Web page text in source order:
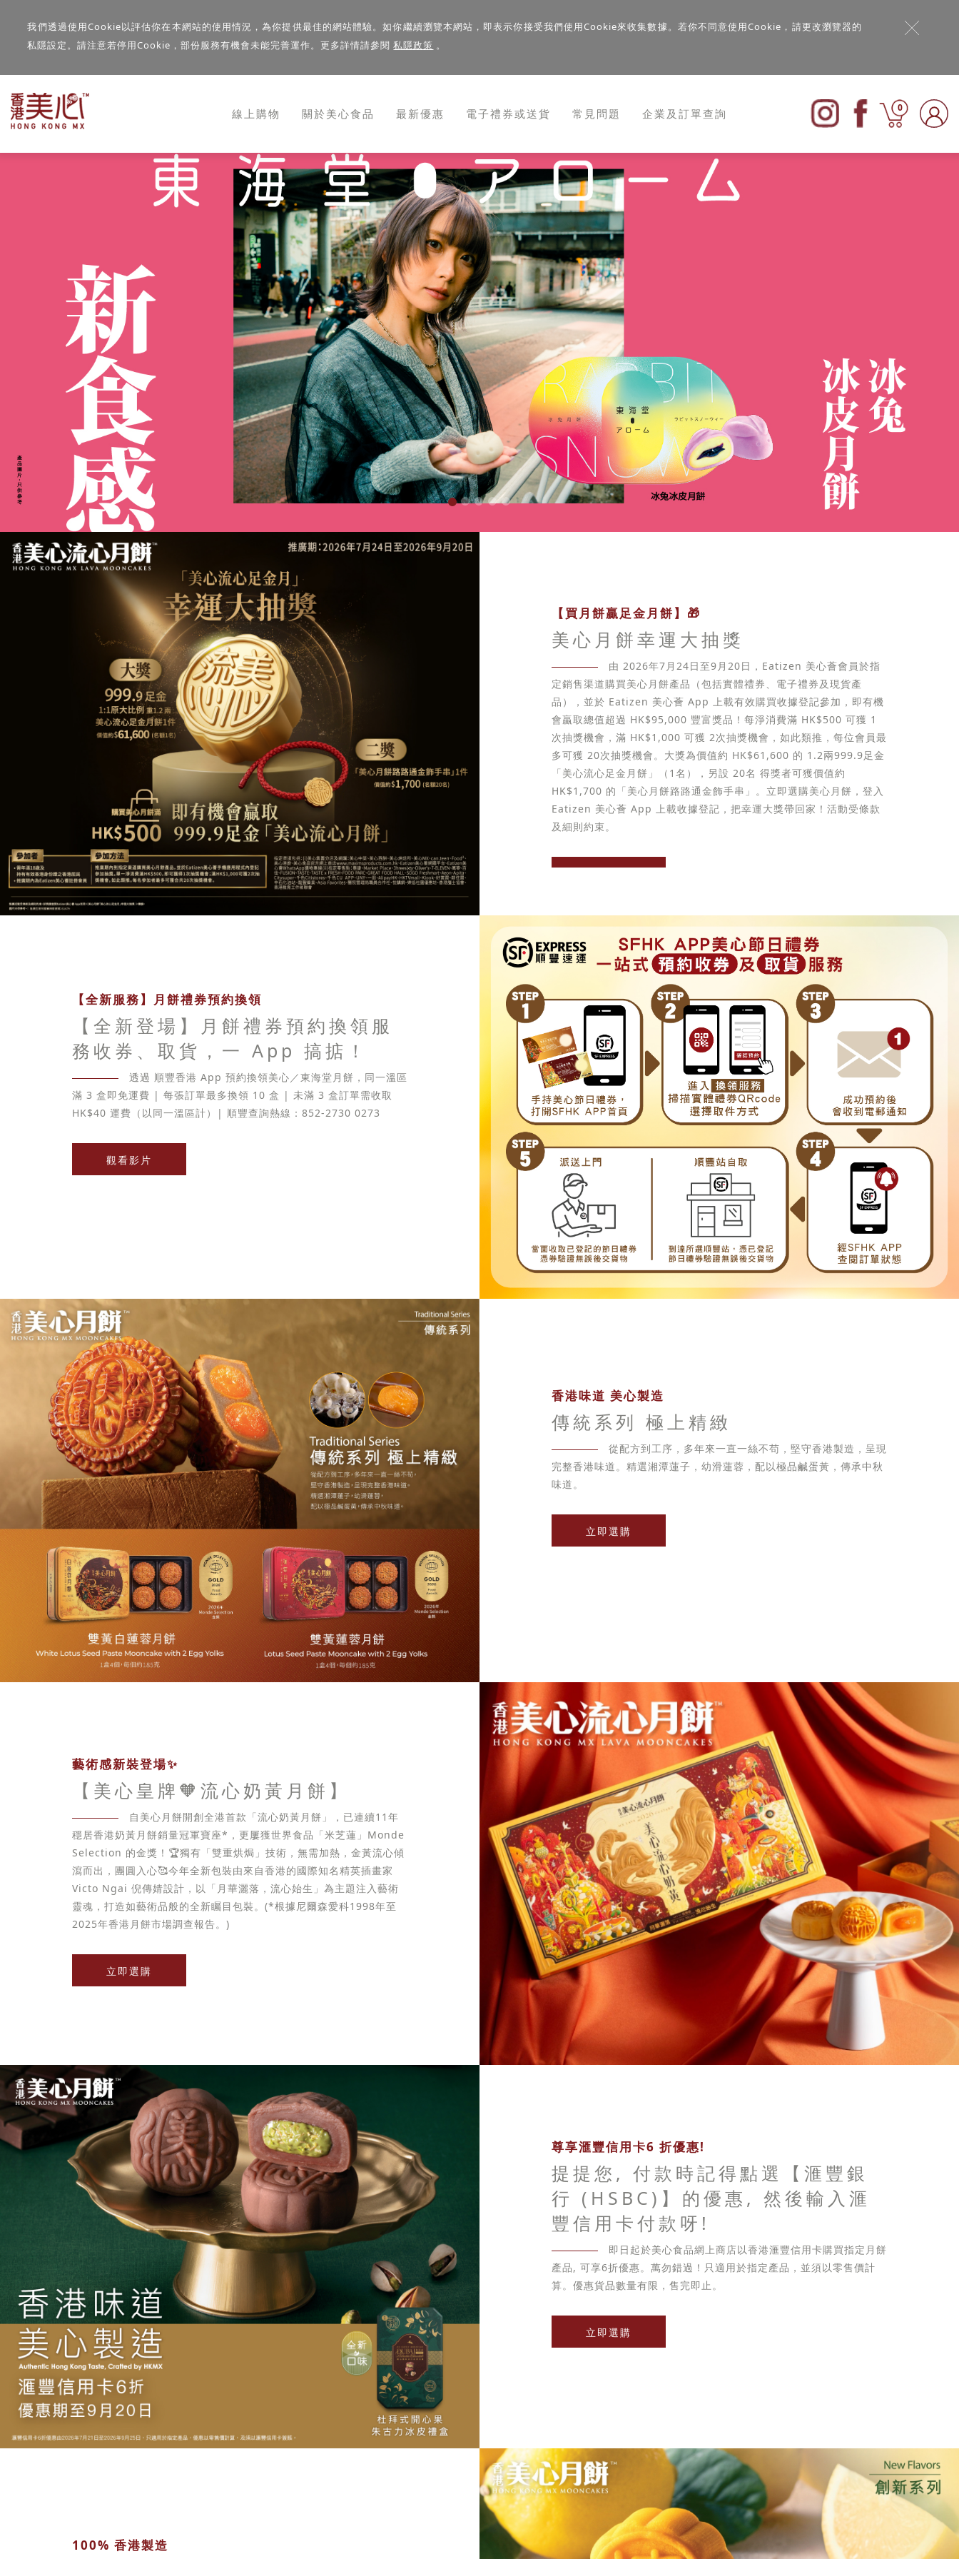
我們透過使用Cookie以評估你在本網站的使用情況，為你提供最佳的網站體驗。如你繼續瀏覽本網站，即表示你接受我們使用Cookie來收集數據。若你不同意使用Cookie，請更改瀏覽器的
私隱設定。請注意若停用Cookie，部份服務有機會未能完善運作。更多詳情請參閱私隱政策 。
線上購物 關於美心食品 最新優惠 電子禮券或送貨 常見問題 企業及訂單查詢 0
【買月餅贏足金月餅】🎁
美心月餅幸運大抽獎
由 2026年7月24日至9月20日，Eatizen 美心薈會員於指
定銷售渠道購買美心月餅產品（包括實體禮券、電子禮券及現貨產
品），並於 Eatizen 美心薈 App 上載有效購買收據登記參加，即有機
會贏取總值超過 HK$95,000 豐富獎品！每淨消費滿 HK$500 可獲 1
次抽獎機會，滿 HK$1,000 可獲 2次抽獎機會，如此類推，每位會員最
多可獲 20次抽獎機會。大獎為價值約 HK$61,600 的 1.2兩999.9足金
「美心流心足金月餅」（1名），另設 20名 得獎者可獲價值約
HK$1,700 的「美心月餅路路通金飾手串」。立即選購美心月餅，登入
Eatizen 美心薈 App 上載收據登記，把幸運大獎帶回家！活動受條款
及細則約束。
【全新服務】月餅禮券預約換領
【全新登場】月餅禮券預約換領服
務收券、取貨，一 App 搞掂！
透過 順豐香港 App 預約換領美心／東海堂月餅，同一溫區
滿 3 盒即免運費 | 每張訂單最多換領 10 盒 | 未滿 3 盒訂單需收取
HK$40 運費（以同一溫區計）| 順豐查詢熱線：852-2730 0273
觀看影片
香港味道 美心製造
傳統系列 極上精緻
從配方到工序，多年來一直一絲不苟，堅守香港製造，呈現
完整香港味道。精選湘潭蓮子，幼滑蓮蓉，配以極品鹹蛋黃，傳承中秋
味道。
立即選購
藝術感新裝登場✨
【美心皇牌🧡流心奶黃月餅】
自美心月餅開創全港首款「流心奶黃月餅」，已連續11年
穩居香港奶黃月餅銷量冠軍寶座*，更屢獲世界食品「米芝蓮」Monde
Selection 的金獎！🏆獨有「雙重烘焗」技術，無需加熱，金黃流心傾
瀉而出，團圓入心🥰今年全新包裝由來自香港的國際知名精英插畫家
Victo Ngai 倪傳婧設計，以「月華灑落，流心始生」為主題注入藝術
靈魂，打造如藝術品般的全新矚目包裝。(*根據尼爾森愛科1998年至
2025年香港月餅市場調查報告。)
立即選購
尊享滙豐信用卡6 折優惠!
提提您, 付款時記得點選【滙豐銀
行 (HSBC)】的優惠, 然後輸入滙
豐信用卡付款呀!
即日起於美心食品網上商店以香港滙豐信用卡購買指定月餅
產品, 可享6折優惠。萬勿錯過！只適用於指定產品，並須以零售價計
算。優惠貨品數量有限，售完即止。
立即選購
100% 香港製造